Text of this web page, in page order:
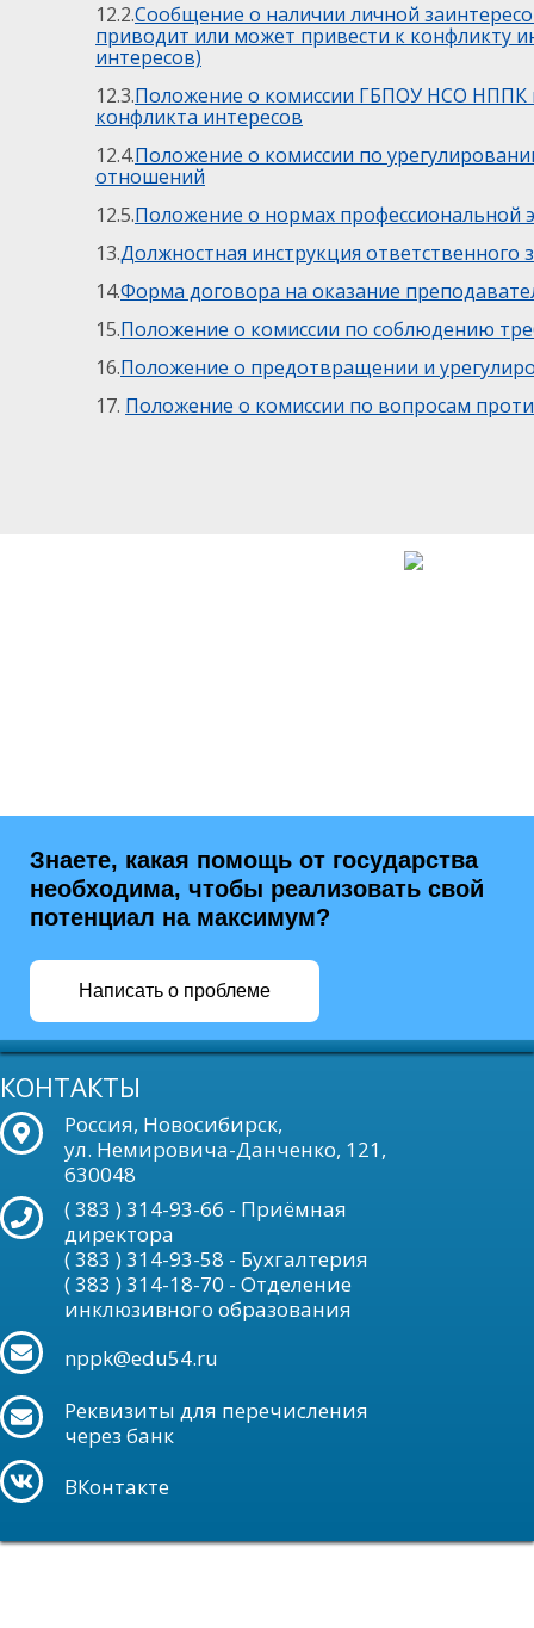
12.2.Сообщение о наличии личной
приводит или может привести к конфликту
интересов)
12.3.Положение о комиссии ГБПОУ НСО НППК
конфликта интересов
12.4.Положение о комиссии по
отношений
12.5.Положение о нормах профессиональной
13.Должностная инструкция
14.Форма договора на оказание
15.Положение о комиссии по соблюдению
16.Положение о предотвращении и
17. Положение о комиссии по вопросам
Знаете, какая помощь от государства
необходима, чтобы реализовать свой
потенциал на максимум?
Написать о проблеме
КОНТАКТЫ
Россия, Новосибирск,
ул. Немировича-Данченко, 121,
630048
( 383 ) 314-93-66 - Приёмная
директора
( 383 ) 314-93-58 - Бухгалтерия
( 383 ) 314-18-70 - Отделение
инклюзивного образования
nppk@edu54.ru
Реквизиты для перечисления
через банк
ВКонтакте